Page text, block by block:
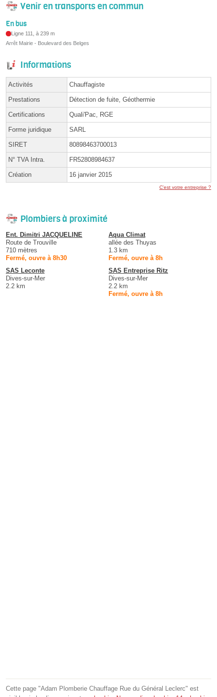
Venir en transports en commun
En bus
Ligne 111, à 239 m
Arrêt Mairie - Boulevard des Belges
Informations
Activités Chauffagiste
Prestations Détection de fuite, Géothermie
Certifications Quali'Pac, RGE
Forme juridique SARL
SIRET 80898463700013
N° TVA Intra. FR52808984637
Création 16 janvier 2015
C'est votre entreprise ?
Plombiers à proximité
Ent. Dimitri JACQUELINE
Route de Trouville
710 mètres
Fermé, ouvre à 8h30
Aqua Climat
allée des Thuyas
1.3 km
Fermé, ouvre à 8h
SAS Leconte
Dives-sur-Mer
2.2 km
SAS Entreprise Ritz
Dives-sur-Mer
2.2 km
Fermé, ouvre à 8h
Cette page "Adam Plomberie Chauffage Rue du Général Leclerc" est